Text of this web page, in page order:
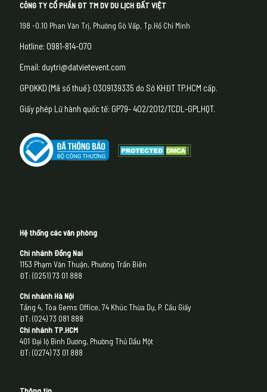
CÔNG TY CỔ PHẦN ĐT TM DV DU LỊCH ĐẤT VIỆT
198 -0.10 Phan Văn Trị, Phường Gò Vấp, Tp.Hồ Chí Minh
Hotline: 0981-814-070
Email: duytri@datvietevent.com
GPĐKKD (Mã số thuế): 0309139335 do Sở KHĐT TP.HCM cấp.
Giấy phép Lữ hành quốc tế: GP79- 402/2012/TCDL-GPLHQT.
Hệ thống các văn phòng
Chi nhánh Đồng Nai
1153 Phạm Văn Thuận, Phường Trấn Biên
ĐT: (0251) 73 01 888
Chi nhánh Hà Nội
Tầng 4, Tòa Gems Office, 74 Khúc Thừa Dụ, P. Cầu Giấy
ĐT: (024) 73 081 888
Chi nhánh TP.HCM
401 Đại lộ Bình Dương, Phường Thủ Dầu Một
ĐT: (0274) 73 01 888